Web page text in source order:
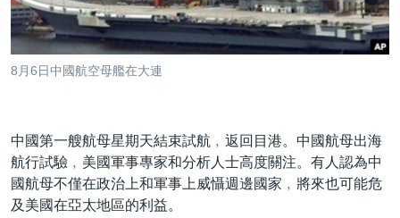
到
檢
索
國際
VOA 60秒 (國際)
美國專訊
視頻存檔
時事經緯
新聞音頻
海外港人
國語
關注我們
8月6日中國航空母艦在大連
中國第一艘航母星期天結束試航﹐返回目港。中國航母出海
航行試驗﹐美國軍事專家和分析人士高度關注。有人認為中
國航母不僅在政治上和軍事上威懾週邊國家﹐將來也可能危
及美國在亞太地區的利益。